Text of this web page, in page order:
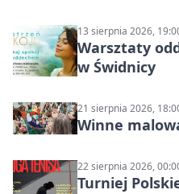
13 sierpnia 2026,
Warsztaty
w Świdnicy
21 sierpnia 2026,
Winne
22 sierpnia 2026,
Turniej